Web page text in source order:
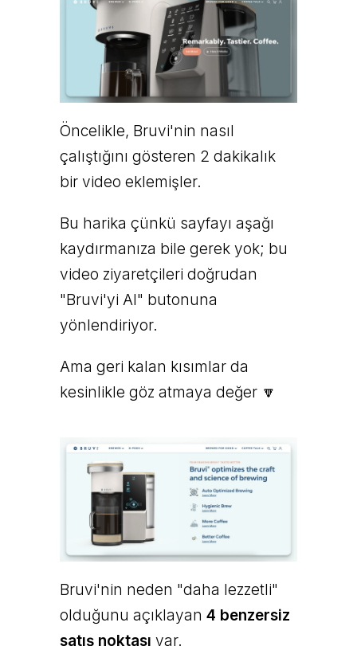
Öncelikle, Bruvi'nin nasıl
çalıştığını gösteren 2 dakikalık
bir video eklemişler.
Bu harika çünkü sayfayı aşağı
kaydırmanıza bile gerek yok; bu
video ziyaretçileri doğrudan
"Bruvi'yi Al" butonuna
yönlendiriyor.
Ama geri kalan kısımlar da
kesinlikle göz atmaya değer 🔽
Bruvi'nin neden "daha lezzetli"
olduğunu açıklayan 4 benzersiz
satış noktası var.